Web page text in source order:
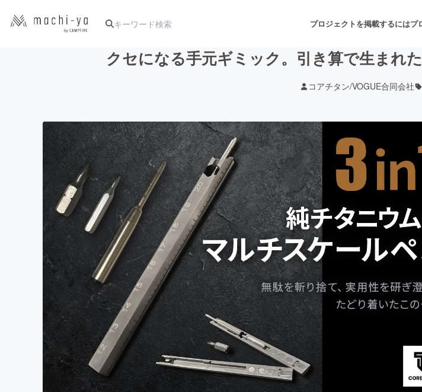
プロジェクトを掲載するにはプ
アート・写真 音楽
テクノロジー・ガジェット ゲーム・サービス開発
映像・映画 書籍・雑誌出版
ビジネス・起業 チャレンジ
まちづくり・地域活性化
CAMPFIRE for Social Good
CAMPFIREふるさと納税
クセになる手元ギミック。引き算で生まれ
コアチタン/VOGUE合同会社